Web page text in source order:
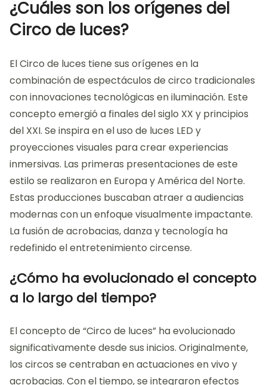
¿Cuáles son los orígenes del
Circo de luces?
El Circo de luces tiene sus orígenes en la
combinación de espectáculos de circo tradicionales
con innovaciones tecnológicas en iluminación. Este
concepto emergió a finales del siglo XX y principios
del XXI. Se inspira en el uso de luces LED y
proyecciones visuales para crear experiencias
inmersivas. Las primeras presentaciones de este
estilo se realizaron en Europa y América del Norte.
Estas producciones buscaban atraer a audiencias
modernas con un enfoque visualmente impactante.
La fusión de acrobacias, danza y tecnología ha
redefinido el entretenimiento circense.
¿Cómo ha evolucionado el concepto
a lo largo del tiempo?
El concepto de “Circo de luces” ha evolucionado
significativamente desde sus inicios. Originalmente,
los circos se centraban en actuaciones en vivo y
acrobacias. Con el tiempo, se integraron efectos